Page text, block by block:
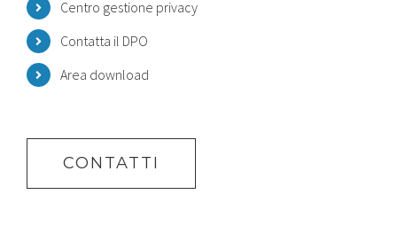
Centro gestione privacy
Contatta il DPO
Area download
CONTATTI